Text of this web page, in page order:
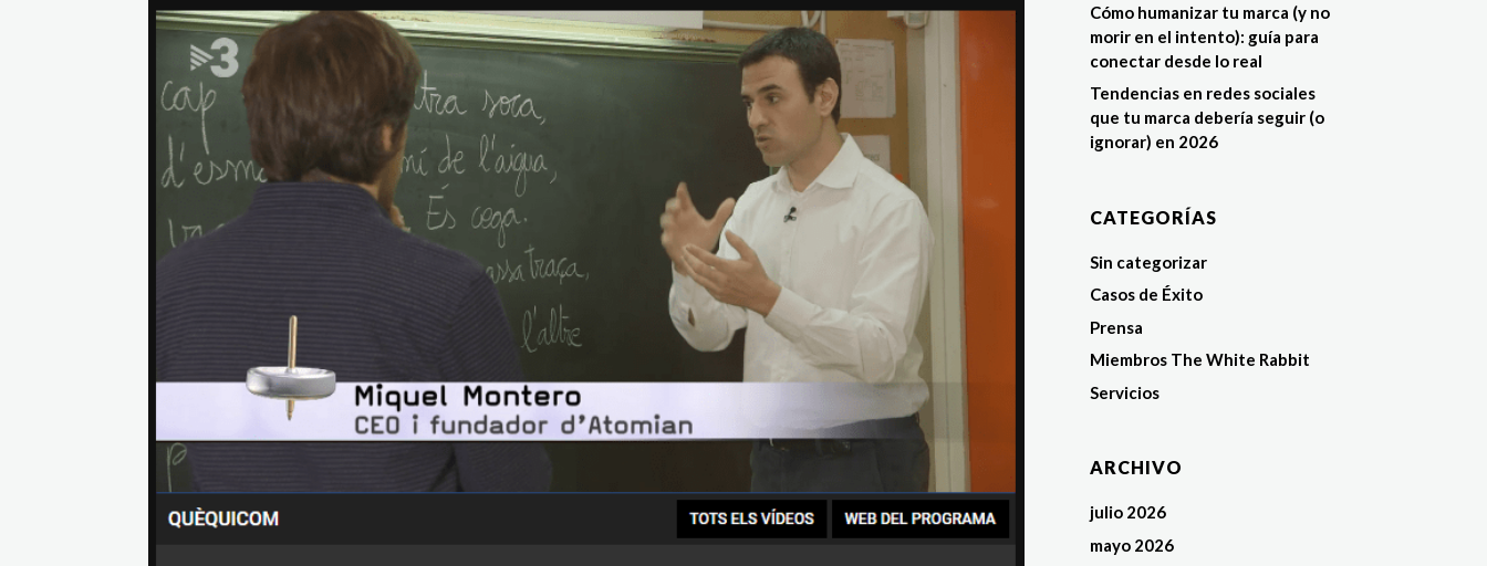
Cómo humanizar tu marca (y no
morir en el intento): guía para
conectar desde lo real
Tendencias en redes sociales
que tu marca debería seguir (o
ignorar) en 2026
CATEGORÍAS
Sin categorizar
Casos de Éxito
Prensa
Miembros The White Rabbit
Servicios
ARCHIVO
julio 2026
mayo 2026